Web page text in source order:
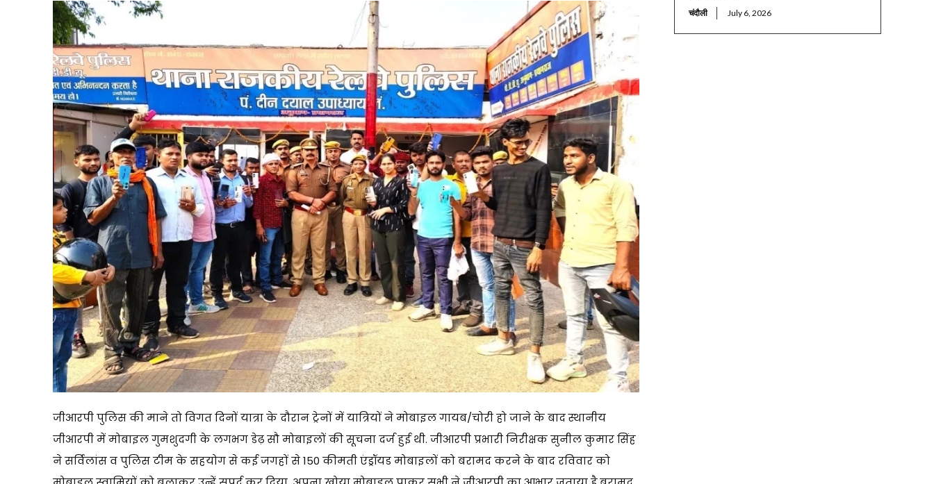
जीआरपी पुलिस की माने तो विगत दिनों यात्रा के दौरान ट्रेनों में यात्रियों ने मोबाइल गायब/चोरी हो जाने के बाद स्थानीय
जीआरपी में मोबाइल गुमशुदगी के लगभग डेढ़ सौ मोबाइलों की सूचना दर्ज हुई थी. जीआरपी प्रभारी निरीक्षक सुनील कुमार सिंह
ने सर्विलांस व पुलिस टीम के सहयोग से कई जगहों से 150 कीमती एंड्रॉयड मोबाइलों को बरामद करने के बाद रविवार को
चंदौली July 6, 2026